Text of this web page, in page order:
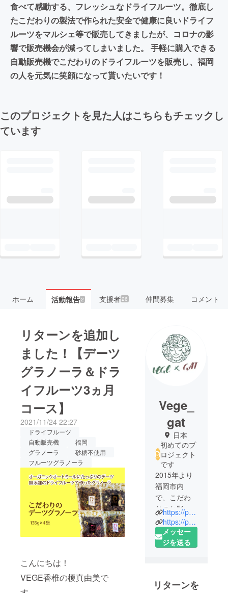
食べて感動する、フレッシュなドライフルーツ。徹底し
たこだわりの製法で作られた安全で健康に良いドライフ
ルーツをマルシェ等で販売してきましたが、コロナの影
響で販売機会が減ってしまいました。 手軽に購入できる
自動販売機でこだわりのドライフルーツを販売し、福岡
の人を元気に笑顔になって貰いたいです！
このプロジェクトを見た人はこちらもチェックし
ています
ホーム 活動報告2 支援者26 仲間募集 コメント
リターンを追加し
ました！【デーツ
グラノーラ＆ドラ
イフルーツ3ヵ月
コース】
2021/11/24 22:27
ドライフルーツ
自動販売機
福岡
グラノーラ
砂糖不使用
フルーツグラノーラ
こんにちは！
VEGE香椎の榎真由美で
Vege_
gat
日本
初めてのプ
ロジェクト
です
2015年より
福岡市内
で、こだわ
りのお野菜
や果物、感
動するフ
レッシュド
香椎と
https://peraichi.com/landing_pages/view/vegedry/
https://peraichi.com/landing_pages/view/gat/
メッセー
ジを送る
リターンを